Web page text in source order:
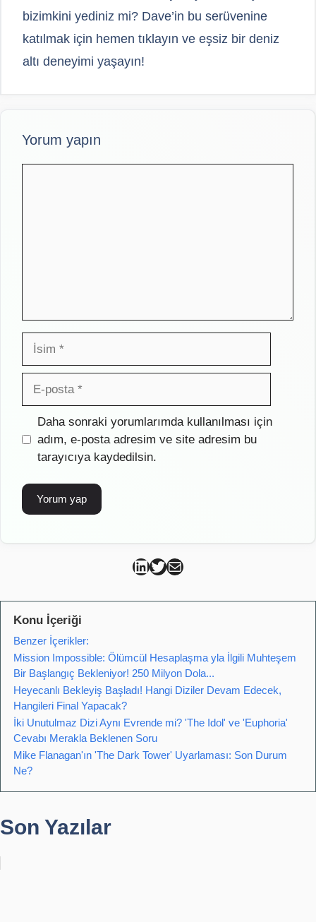
bizimkini yediniz mi? Dave’in bu serüvenine
katılmak için hemen tıklayın ve eşsiz bir deniz
altı deneyimi yaşayın!
Yorum yapın
İsim
posta
İnternet
sitesi
Daha sonraki yorumlarımda kullanılması için
adım, e-posta adresim ve site adresim bu
tarayıcıya kaydedilsin.
Can Kütahya Linkedin
Can Kütahya Twitter
Can Kütahya Mail
Konu İçeriği
Benzer İçerikler:
Mission Impossible: Ölümcül Hesaplaşma yla İlgili Muhteşem
Bir Başlangıç Bekleniyor! 250 Milyon Dola...
Heyecanlı Bekleyiş Başladı! Hangi Diziler Devam Edecek,
Hangileri Final Yapacak?
İki Unutulmaz Dizi Aynı Evrende mi? 'The Idol' ve 'Euphoria'
Cevabı Merakla Beklenen Soru
Mike Flanagan'ın 'The Dark Tower' Uyarlaması: Son Durum
Ne?
Son Yazılar